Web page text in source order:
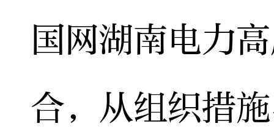
国网湖南电力
合，从组织措